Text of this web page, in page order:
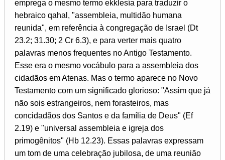
emprega o mesmo termo ekklesía para traduzir o
hebraico qahal, "assembleia, multidão humana
reunida", em referência à congregação de Israel (Dt
23.2; 31.30; 2 Cr 6.3), e para verter mais quatro
palavras menos frequentes no Antigo Testamento.
Esse era o mesmo vocábulo para a assembleia dos
cidadãos em Atenas. Mas o termo aparece no Novo
Testamento com um significado glorioso: "Assim que já
não sois estrangeiros, nem forasteiros, mas
concidadãos dos Santos e da família de Deus" (Ef
2.19) e "universal assembleia e igreja dos
primogênitos" (Hb 12.23). Essas palavras expressam
um tom de uma celebração jubilosa, de uma reunião